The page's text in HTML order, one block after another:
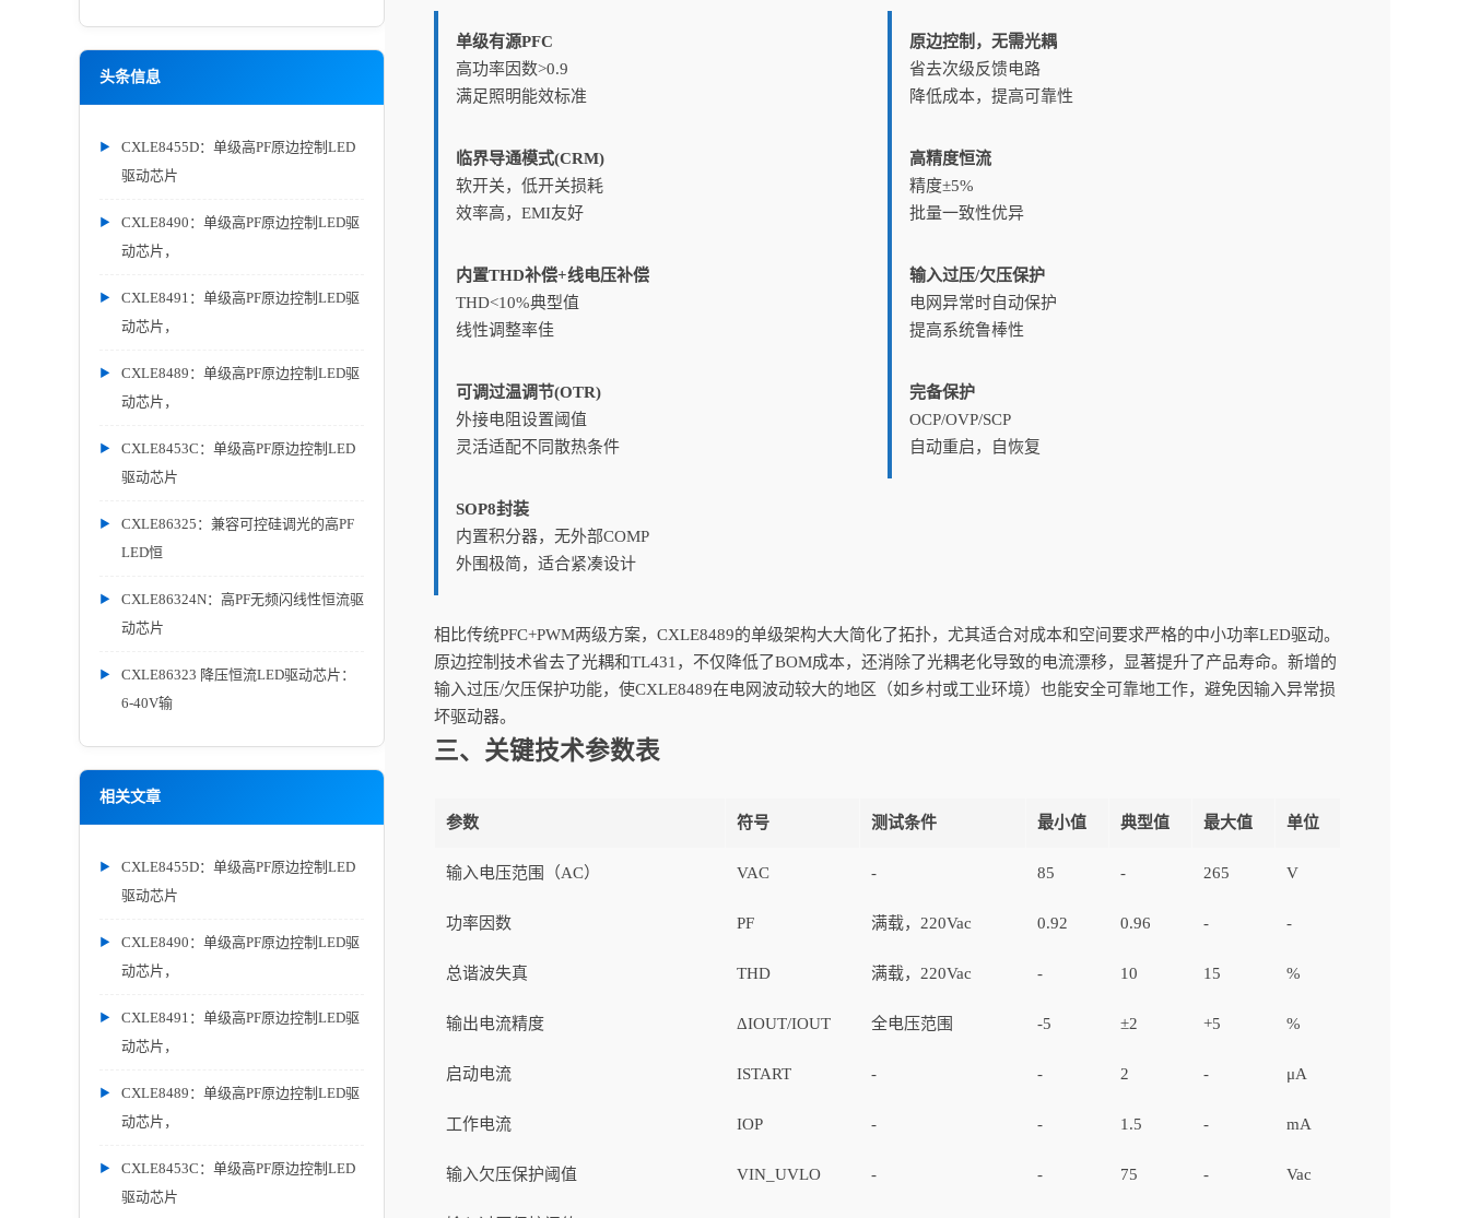
头条信息
CXLE8455D：单级高PF原边控制LED
驱动芯片
CXLE8490：单级高PF原边控制LED驱
动芯片，
CXLE8491：单级高PF原边控制LED驱
动芯片，
CXLE8489：单级高PF原边控制LED驱
动芯片，
CXLE8453C：单级高PF原边控制LED
驱动芯片
CXLE86325：兼容可控硅调光的高PF
LED恒
CXLE86324N：高PF无频闪线性恒流驱
动芯片
CXLE86323 降压恒流LED驱动芯片：
6-40V输
相关文章
CXLE8455D：单级高PF原边控制LED
驱动芯片
CXLE8490：单级高PF原边控制LED驱
动芯片，
CXLE8491：单级高PF原边控制LED驱
动芯片，
CXLE8489：单级高PF原边控制LED驱
动芯片，
CXLE8453C：单级高PF原边控制LED
驱动芯片
单级有源PFC
高功率因数>0.9
满足照明能效标准
原边控制，无需光耦
省去次级反馈电路
降低成本，提高可靠性
临界导通模式(CRM)
软开关，低开关损耗
效率高，EMI友好
高精度恒流
精度±5%
批量一致性优异
内置THD补偿+线电压补偿
THD<10%典型值
线性调整率佳
输入过压/欠压保护
电网异常时自动保护
提高系统鲁棒性
可调过温调节(OTR)
外接电阻设置阈值
灵活适配不同散热条件
完备保护
OCP/OVP/SCP
自动重启，自恢复
SOP8封装
内置积分器，无外部COMP
外围极简，适合紧凑设计
相比传统PFC+PWM两级方案，CXLE8489的单级架构大大简化了拓扑，尤其适合对成本和空间要求严格的中小功率LED驱动。
原边控制技术省去了光耦和TL431，不仅降低了BOM成本，还消除了光耦老化导致的电流漂移，显著提升了产品寿命。新增的
输入过压/欠压保护功能，使CXLE8489在电网波动较大的地区（如乡村或工业环境）也能安全可靠地工作，避免因输入异常损
坏驱动器。
三、关键技术参数表
参数 符号 测试条件 最小值 典型值 最大值 单位
输入电压范围（AC） VAC - 85 - 265 V
功率因数 PF 满载，220Vac 0.92 0.96 - -
总谐波失真 THD 满载，220Vac - 10 15 %
输出电流精度 ΔIOUT/IOUT 全电压范围 -5 ±2 +5 %
启动电流 ISTART - - 2 - μA
工作电流 IOP - - 1.5 - mA
输入欠压保护阈值 VIN_UVLO - - 75 - Vac